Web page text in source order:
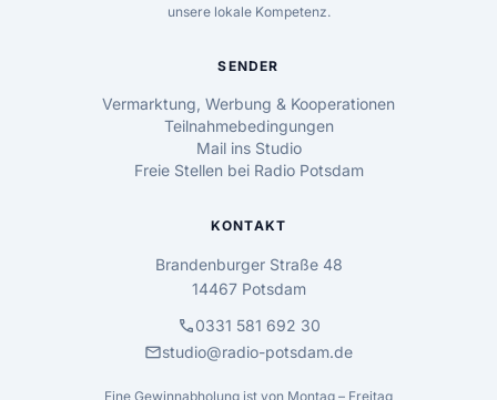
unsere lokale Kompetenz.
SENDER
Vermarktung, Werbung & Kooperationen
Teilnahmebedingungen
Mail ins Studio
Freie Stellen bei Radio Potsdam
KONTAKT
Brandenburger Straße 48
14467 Potsdam
call0331 581 692 30
mailstudio@radio-potsdam.de
Eine Gewinnabholung ist von Montag – Freitag